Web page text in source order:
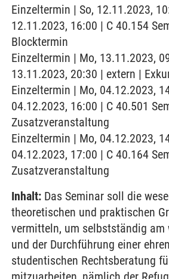
Einzeltermin | So, 12.11.2023,
12.11.2023, 16:00 | C 40.154
Blocktermin
Einzeltermin | Mo, 13.11.2023,
13.11.2023, 20:30 | extern |
Einzeltermin | Mo, 04.12.2023,
04.12.2023, 16:00 | C 40.501
Zusatzveranstaltung
Einzeltermin | Mo, 04.12.2023,
04.12.2023, 17:00 | C 40.164
Zusatzveranstaltung
Inhalt: Das Seminar soll die
theoretischen und praktischen
vermitteln, um selbstständig am
und der Durchführung einer
studentischen Rechtsberatung